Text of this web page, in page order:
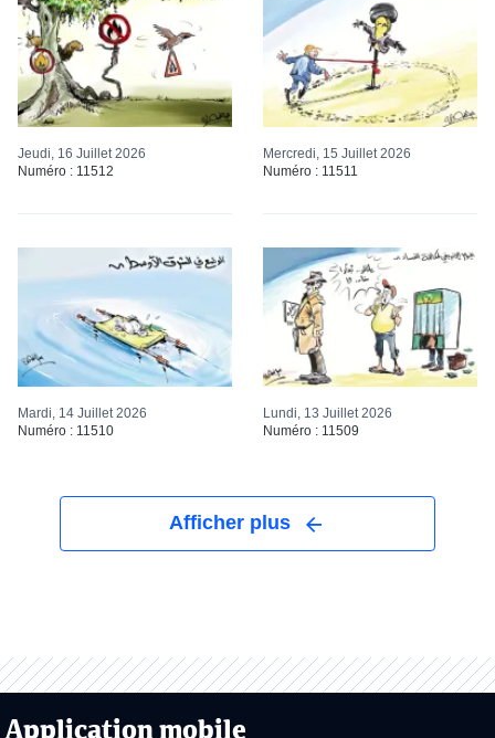
Jeudi, 16 Juillet 2026
Numéro : 11512
Mercredi, 15 Juillet 2026
Numéro : 11511
Mardi, 14 Juillet 2026
Numéro : 11510
Lundi, 13 Juillet 2026
Numéro : 11509
Afficher plus
Application mobile